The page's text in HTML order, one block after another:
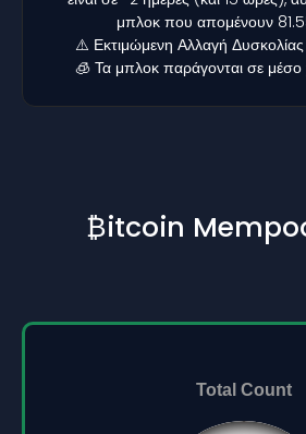
μπλοκ που απομένουν
⚠️ Εκτιμώμενη Αλλαγή Δυσκολίας
🧊 Τα μπλοκ παράγονται σε μέσο
₿itcoin
Total Count